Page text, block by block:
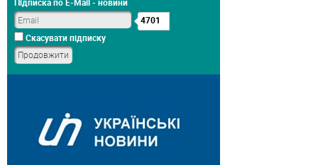
Підписка по E-Mail - новини
4701
Скасувати підписку